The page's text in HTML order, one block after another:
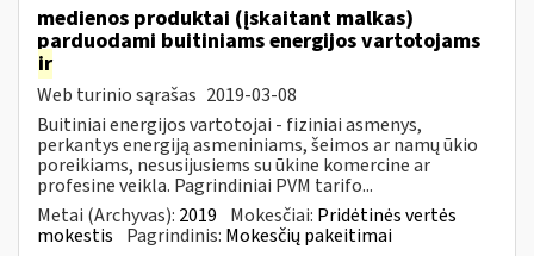
medienos produktai (įskaitant malkas)
parduodami buitiniams energijos vartotojams
ir
Web turinio sąrašas 2019-03-08
Buitiniai energijos vartotojai - fiziniai asmenys,
perkantys energiją asmeniniams, šeimos ar namų ūkio
poreikiams, nesusijusiems su ūkine komercine ar
profesine veikla. Pagrindiniai PVM tarifo...
Metai (Archyvas): 2019 Mokesčiai: Pridėtinės vertės
mokestis Pagrindinis: Mokesčių pakeitimai